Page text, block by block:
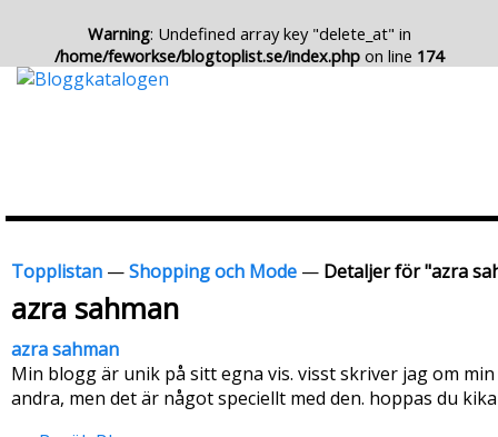
Warning: Undefined array key "delete_at" in
/home/feworkse/blogtoplist.se/index.php on line 174
Topplistan —Shopping och Mode — Detaljer för "azra
azra sahman
azra sahman
Min blogg är unik på sitt egna vis. visst skriver jag om
andra, men det är något speciellt med den. hoppas du